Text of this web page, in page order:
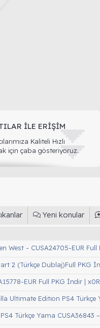
İLE ERIŞIM
Kaliteli Hızlı
için çaba gösteriyoruz.
⏬
Yeni konular
West - CUSA24705-EUR Full
2 (Türkçe Dublaj)Full PKG
EUR Full PKG İndir |
Ultimate Edition PS4 Türkçe
Türkçe Yama CUSA36843 –